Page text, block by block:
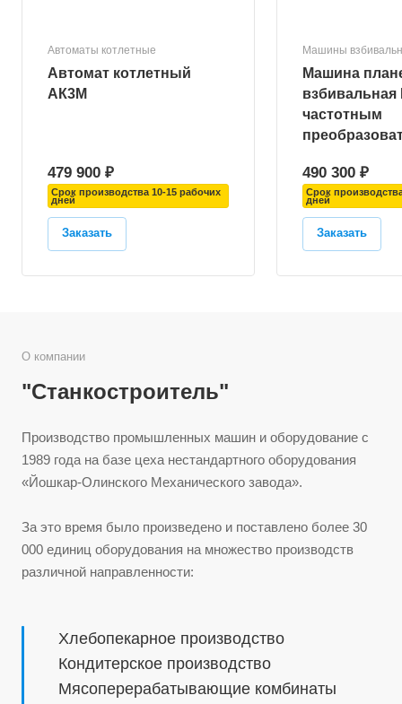
Автоматы котлетные
Автомат котлетный
АК3М
479 900 ₽
Срок производства 10-15 рабочих
дней
Заказать
Машины
Машина
частотным
венчик, крюк,
490 300 ₽
Срок
дней
Заказать
О компании
"Станкостроитель"
Производство промышленных машин и оборудование c
1989 года на базе цеха нестандартного оборудования
«Йошкар-Олинского Механического завода».
За это время было произведено и поставлено более 30
000 единиц оборудования на множество производств
различной направленности:
Хлебопекарное производство
Кондитерское производство
Мясоперерабатывающие комбинаты